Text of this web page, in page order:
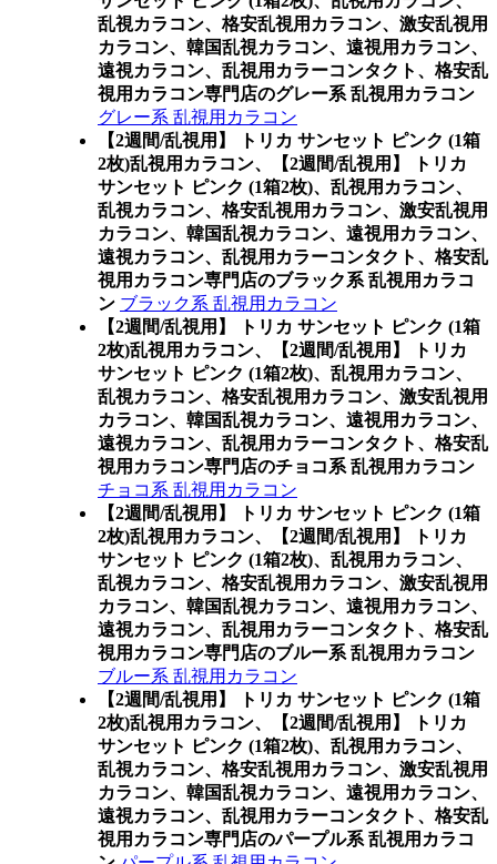
乱視カラコン、格安乱視用カラコン、激安乱視用
カラコン、韓国乱視カラコン、遠視用カラコン、
遠視カラコン、乱視用カラーコンタクト、格安乱
視用カラコン専門店のグレー系 乱視用カラコン
グレー系 乱視用カラコン
【2週間/乱視用】 トリカ サンセット ピンク (1箱
2枚)乱視用カラコン、
【2週間/乱視用】 トリカ
サンセット ピンク (1箱2枚)、乱視用カラコン、
乱視カラコン、格安乱視用カラコン、激安乱視用
カラコン、韓国乱視カラコン、遠視用カラコン、
遠視カラコン、乱視用カラーコンタクト、格安乱
視用カラコン専門店のブラック系 乱視用カラコ
ン ブラック系 乱視用カラコン
【2週間/乱視用】 トリカ サンセット ピンク (1箱
2枚)乱視用カラコン、
【2週間/乱視用】 トリカ
サンセット ピンク (1箱2枚)、乱視用カラコン、
乱視カラコン、格安乱視用カラコン、激安乱視用
カラコン、韓国乱視カラコン、遠視用カラコン、
遠視カラコン、乱視用カラーコンタクト、格安乱
視用カラコン専門店のチョコ系 乱視用カラコン
チョコ系 乱視用カラコン
【2週間/乱視用】 トリカ サンセット ピンク (1箱
2枚)乱視用カラコン、
【2週間/乱視用】 トリカ
サンセット ピンク (1箱2枚)、乱視用カラコン、
乱視カラコン、格安乱視用カラコン、激安乱視用
カラコン、韓国乱視カラコン、遠視用カラコン、
遠視カラコン、乱視用カラーコンタクト、格安乱
視用カラコン専門店のブルー系 乱視用カラコン
ブルー系 乱視用カラコン
【2週間/乱視用】 トリカ サンセット ピンク (1箱
2枚)乱視用カラコン、
【2週間/乱視用】 トリカ
サンセット ピンク (1箱2枚)、乱視用カラコン、
乱視カラコン、格安乱視用カラコン、激安乱視用
カラコン、韓国乱視カラコン、遠視用カラコン、
遠視カラコン、乱視用カラーコンタクト、格安乱
視用カラコン専門店のパープル系 乱視用カラコ